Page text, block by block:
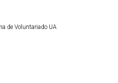
de Voluntariado UA